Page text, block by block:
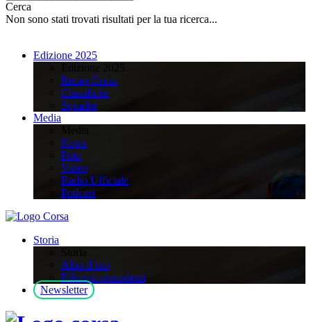
Cerca
Non sono stati trovati risultati per la tua ricerca...
Edizione 2025
Recap Corsa
Classifiche
Squadre
Media
News
Foto
Video
Radio Ufficiale
Podcast
Storia
Albo d’oro
Edizioni precedenti
Newsletter